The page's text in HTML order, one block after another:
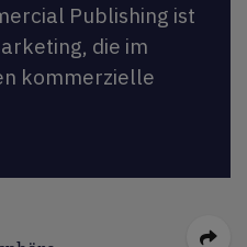
Publishing ist
die im
kommerzielle